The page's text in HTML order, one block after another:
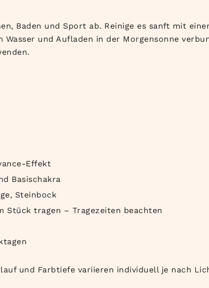
Baden und Sport ab. Reinige es sanft mit
und Aufladen in der Morgensonne
Effekt
Basischakra
Steinbock
Stück tragen – Tragezeiten beachten
und Farbtiefe variieren individuell je nach